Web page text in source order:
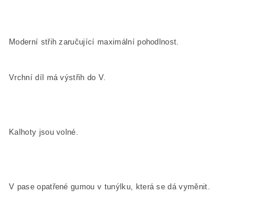
Moderní střih zaručující maximální pohodlnost.
Vrchní díl má výstřih do V.
Kalhoty jsou volné.
V pase opatřené gumou v tunýlku, která se dá vyměnit.